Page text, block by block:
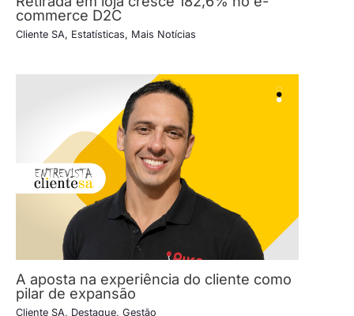
commerce D2C
Cliente SA, Estatísticas, Mais Notícias
A aposta na experiência do cliente como
pilar de expansão
Cliente SA, Destaque, Gestão